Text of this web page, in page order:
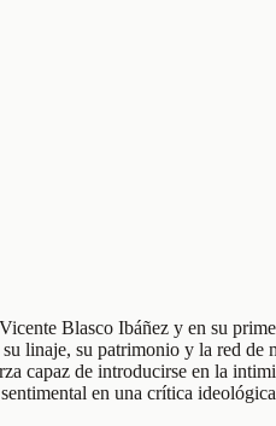
Blasco Ibáñez y en su
linaje, su patrimonio y la red
capaz de introducirse en la
en una crítica